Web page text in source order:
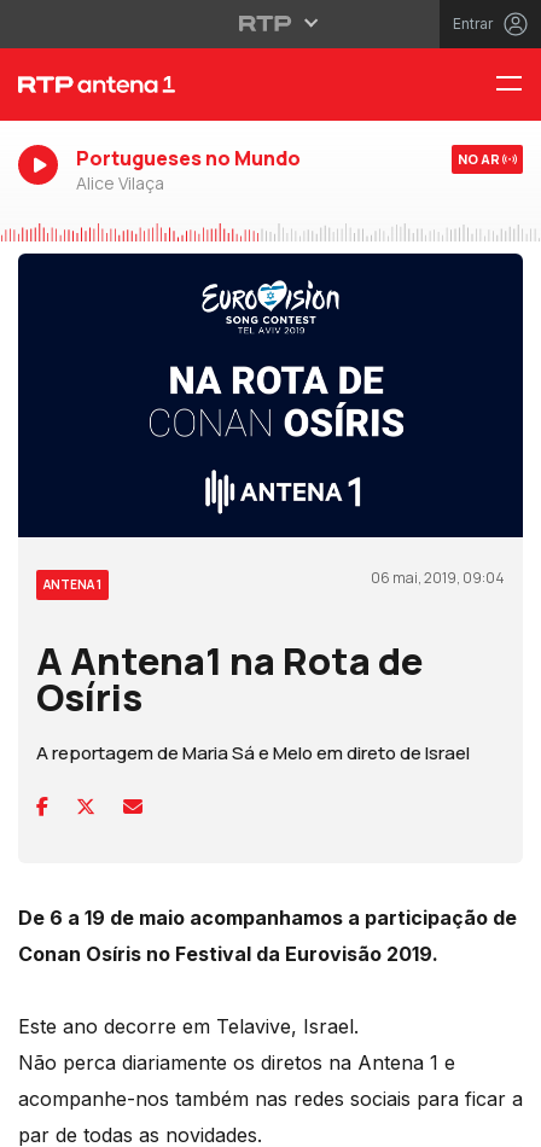
Entrar
Portugueses no Mundo
Alice Vilaça
NO AR
ANTENA 1 06 mai, 2019, 09:04
A Antena1 na Rota de
Osíris
A reportagem de Maria Sá e Melo em direto de Israel
De 6 a 19 de maio acompanhamos a participação de
Conan Osíris no Festival da Eurovisão 2019.
Este ano decorre em Telavive, Israel.
Não perca diariamente os diretos na Antena 1 e
acompanhe-nos também nas redes sociais para ficar a
par de todas as novidades.